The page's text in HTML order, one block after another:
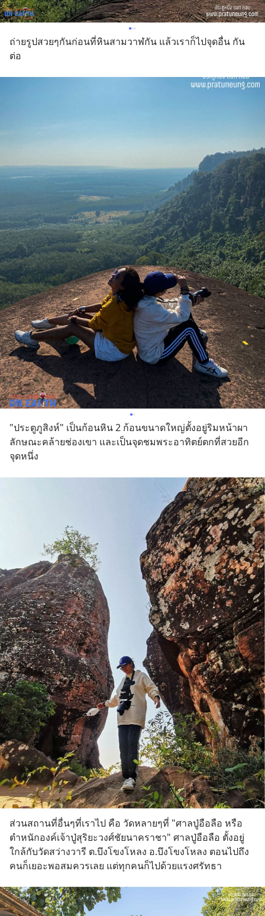
ถ่ายรูปสวยๆกันก่อนที่หินสามวาฬกัน แล้วเราก็ไปจุดอื่น กัน
ต่อ
"ประตูภูสิงห์" เป็นก้อนหิน 2 ก้อนขนาดใหญ่ตั้งอยู่ริมหน้าผา
ลักษณะคล้ายช่องเขา และเป็นจุดชมพระอาทิตย์ตกที่สวยอีก
จุดหนึ่ง
ส่วนสถานที่อื่นๆที่เราไป คือ วัดหลายๆที่ "ศาลปู่อือลือ หรือ
ตำหนักองค์เจ้าปู่สุริยะวงศ์ชัยนาคราชา" ศาลปู่อือลือ ตั้งอยู่
ใกล้กับวัดสว่างวารี ต.บึงโขงโหลง อ.บึงโขงโหลง ตอนไปถึง
คนก็เยอะพอสมควรเลย แต่ทุกคนก็ไปด้วยแรงศรัทธา